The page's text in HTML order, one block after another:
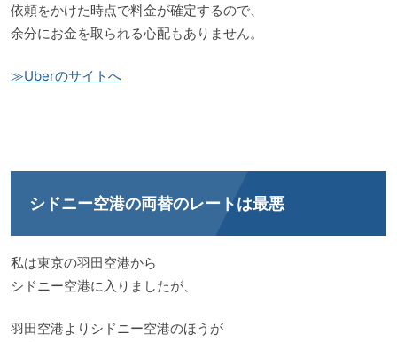
依頼をかけた時点で料金が確定するので、
余分にお金を取られる心配もありません。
≫Uberのサイトへ
シドニー空港の両替のレートは最悪
私は東京の羽田空港から
シドニー空港に入りましたが、
羽田空港よりシドニー空港のほうが